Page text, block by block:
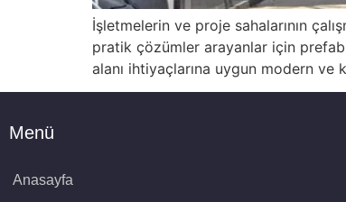
İşletmelerin ve proje sahalarının
pratik çözümler arayanlar için
alanı ihtiyaçlarına uygun modern ve
Menü
Anasayfa